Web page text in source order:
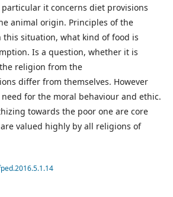
it concerns diet provisions
animal origin. Principles of the
situation, what kind of food is
Is a question, whether it is
religion from the
differ from themselves. However
for the moral behaviour and ethic.
towards the poor one are core
valued highly by all religions of